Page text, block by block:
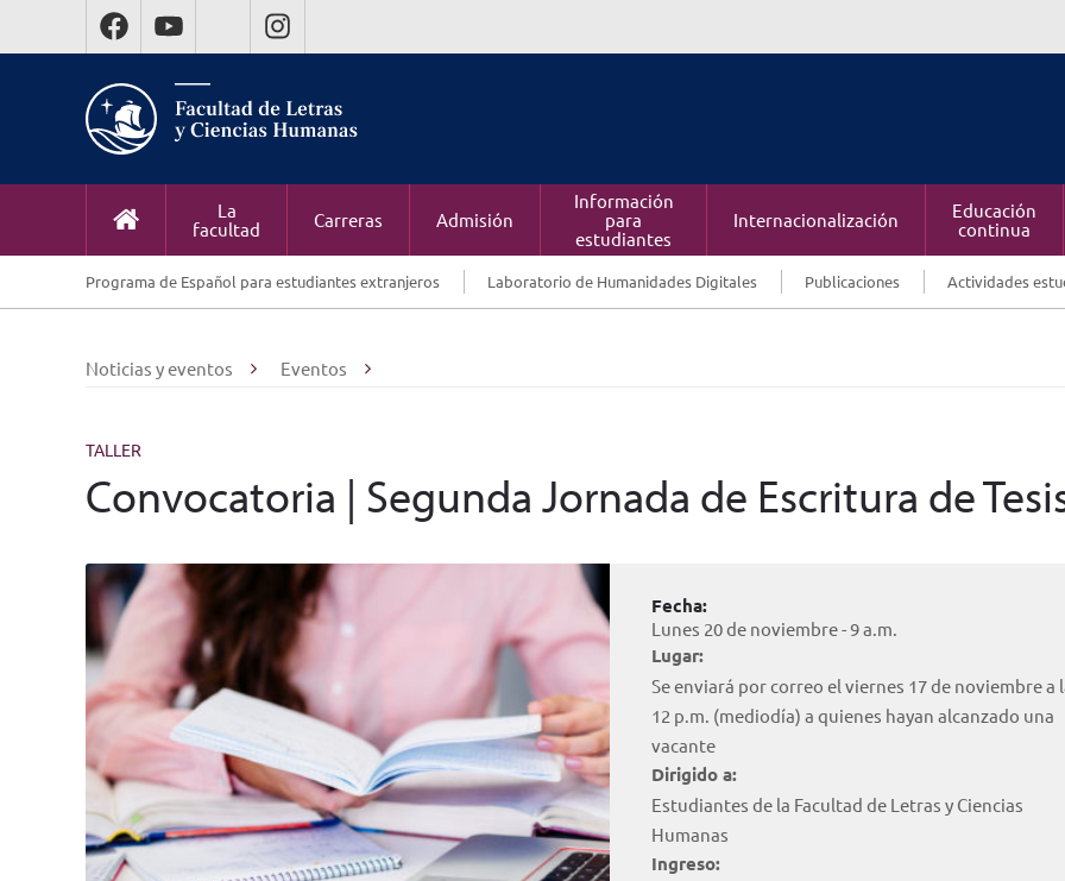
La
facultad
Carreras Admisión
Información
para
estudiantes
Internacionalización
Educación
continua
Programa de Español para estudiantes extranjeros Laboratorio de Humanidades Digitales Publicaciones Actividades
Noticias y eventos Eventos
TALLER
Convocatoria | Segunda Jornada de Escritura de
Fecha:
Lunes 20 de noviembre - 9 a.m.
Lugar:
Se enviará por correo el viernes 17 de noviembre a
12 p.m. (mediodía) a quienes hayan alcanzado una
vacante
Dirigido a:
Estudiantes de la Facultad de Letras y Ciencias
Humanas
Ingreso: